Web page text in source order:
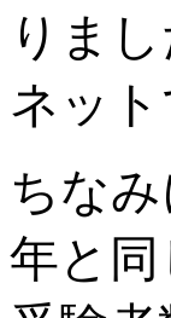
りまし
ネッ
ちな
年と同